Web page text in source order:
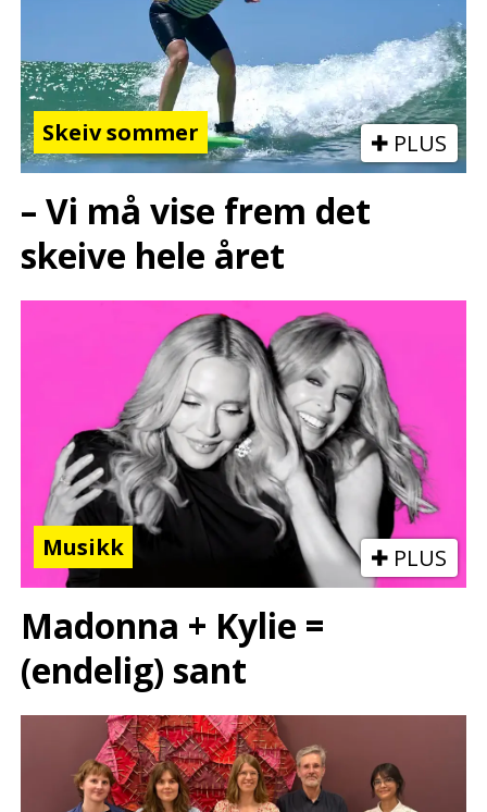
Skeiv sommer PLUS
– Vi må vise frem det
skeive hele året
Musikk PLUS
Madonna + Kylie =
(endelig) sant